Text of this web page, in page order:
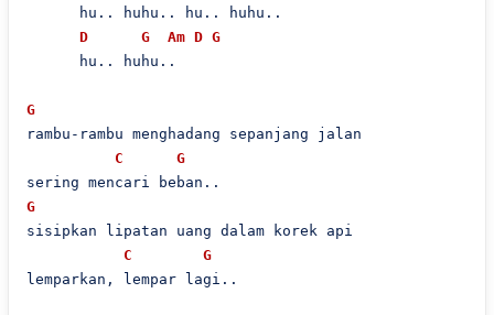
      hu.. huhu.. hu.. huhu..
D
G Am D G
      hu.. huhu..
G
rambu-rambu menghadang sepanjang jalan
C
G
G
sisipkan lipatan uang dalam korek api
C
G
lemparkan, lempar lagi..